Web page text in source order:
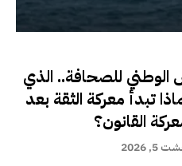
الوطني للصحافة.. الذي
تبدأ معركة الثقة بعد
القانون؟
5, 2026